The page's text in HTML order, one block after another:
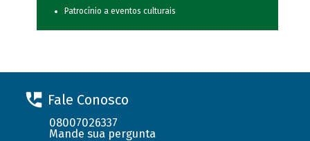
Patrocínio a eventos culturais
Fale Conosco
08007026337
Mande sua pergunta